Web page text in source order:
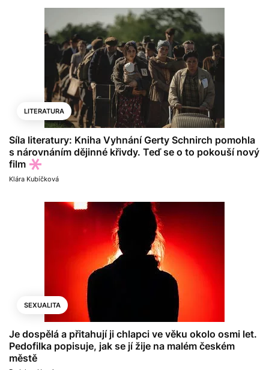
LITERATURA
Síla literatury: Kniha Vyhnání Gerty Schnirch pomohla
s nárovnáním dějinné křivdy. Teď se o to pokouší nový
film
Klára Kubíčková
SEXUALITA
Je dospělá a přitahují ji chlapci ve věku okolo osmi let.
Pedofilka popisuje, jak se jí žije na malém českém
městě